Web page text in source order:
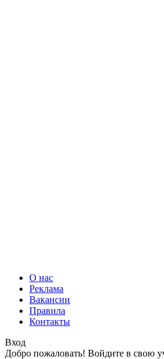
О нас
Реклама
Вакансии
Правила
Контакты
Вход
Добро пожаловать! Войдите в свою